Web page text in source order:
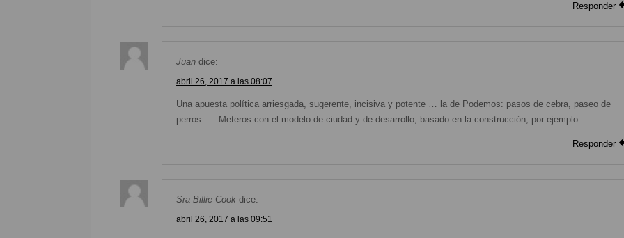
Responder
Juan dice:
abril 26, 2017 a las 08:07
Una apuesta política arriesgada, sugerente, incisiva y potente … la de Podemos: pasos de cebra, paseo de
perros …. Meteros con el modelo de ciudad y de desarrollo, basado en la construcción, por ejemplo
Responder
Sra Billie Cook dice:
abril 26, 2017 a las 09:51